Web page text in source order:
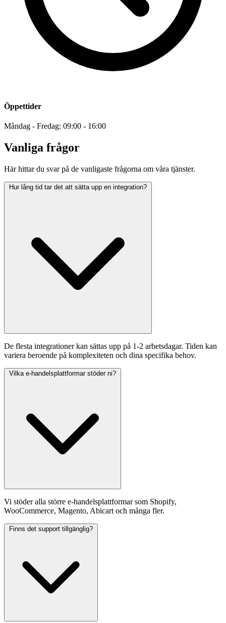
Öppettider
Måndag - Fredag: 09:00 - 16:00
Vanliga frågor
Här hittar du svar på de vanligaste frågorna om våra tjänster.
Hur lång tid tar det att sätta upp en integration?
De flesta integrationer kan sättas upp på 1-2 arbetsdagar. Tiden kan
variera beroende på komplexiteten och dina specifika behov.
Vilka e-handelsplattformar stöder ni?
Vi stöder alla större e-handelsplattformar som Shopify,
WooCommerce, Magento, Abicart och många fler.
Finns det support tillgänglig?